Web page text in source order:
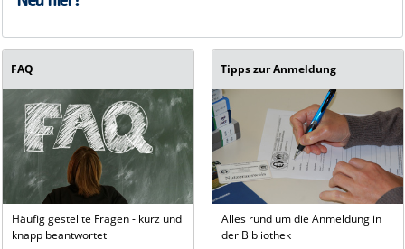
FAQ
Häufig gestellte Fragen - kurz und
knapp beantwortet
Tipps zur Anmeldung
Alles rund um die Anmeldung in
der Bibliothek